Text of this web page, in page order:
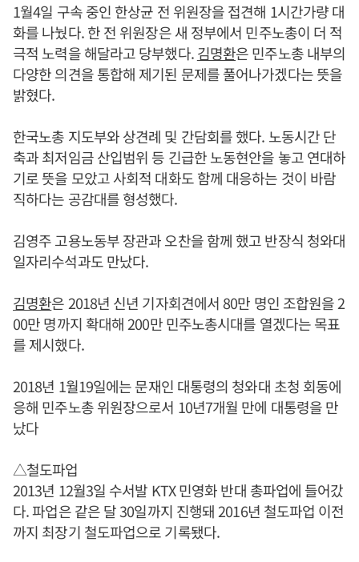
1월4일 구속 중인 한상균 전 위원장을 접견해 1시간가량 대
화를 나눴다. 한 전 위원장은 새 정부에서 민주노총이 더 적
극적 노력을 해달라고 당부했다.김명환은 민주노총 내부의
다양한 의견을 통합해 제기된 문제를 풀어나가겠다는 뜻을
밝혔다.
한국노총 지도부와 상견례 및 간담회를 했다. 노동시간 단
축과 최저임금 산입범위 등 긴급한 노동현안을 놓고 연대하
기로 뜻을 모았고 사회적 대화도 함께 대응하는 것이 바람
직하다는 공감대를 형성했다.
김영주 고용노동부 장관과 오찬을 함께 했고 반장식 청와대
일자리수석과도 만났다.
김명환은 2018년 신년 기자회견에서 80만 명인 조합원을 2
00만 명까지 확대해 200만 민주노총시대를 열겠다는 목표
를 제시했다.
2018년 1월19일에는 문재인 대통령의 청와대 초청 회동에
응해 민주노총 위원장으로서 10년7개월 만에 대통령을 만
났다
△철도파업
2013년 12월3일 수서발 KTX 민영화 반대 총파업에 들어갔
다. 파업은 같은 달 30일까지 진행돼 2016년 철도파업 이전
까지 최장기 철도파업으로 기록됐다.